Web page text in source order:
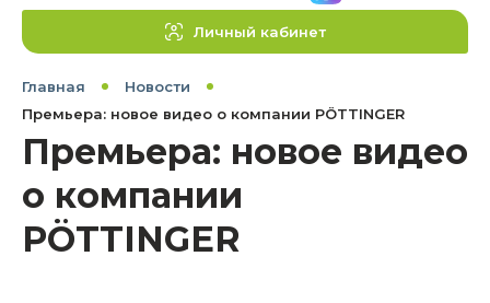
Личный кабинет
Главная
Новости
Премьера: новое видео о компании PÖTTINGER
Премьера: новое видео
о компании
PÖTTINGER